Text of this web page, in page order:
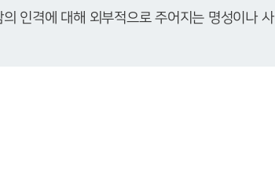
인격에 대해 외부적으로 주어지는 명성이나 사